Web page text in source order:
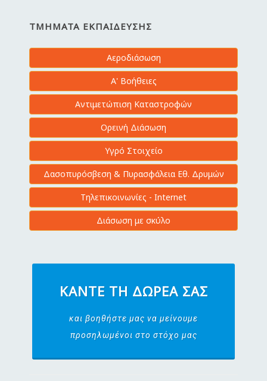
ΤΜΉΜΑΤΑ ΕΚΠΑΊΔΕΥΣΗΣ
Αεροδιάσωση
Α' Βοήθειες
Αντιμετώπιση Καταστροφών
Ορεινή Διάσωση
Υγρό Στοιχείο
Δασοπυρόσβεση & Πυρασφάλεια Εθ. Δρυμών
Τηλεπικοινωνίες - Internet
Διάσωση με σκύλο
ΚΆΝΤΕ ΤΗ ΔΩΡΕΆ ΣΑΣ
και βοηθήστε μας να μείνουμε
προσηλωμένοι στο στόχο μας